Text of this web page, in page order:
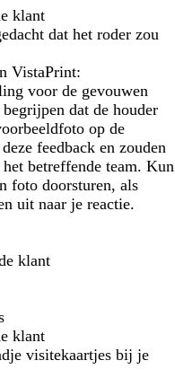
klant
dat het roder zou
VistaPrint:
voor de gevouwen
dat de houder
op de
feedback en zouden
betreffende team. Kun
foto doorsturen, als
uit naar je reactie.
klant
klant
visitekaartjes bij je